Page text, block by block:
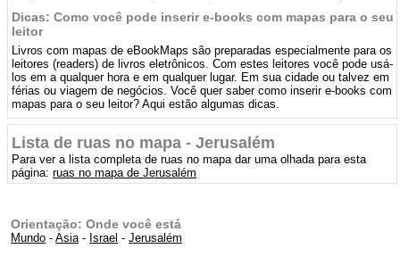
Dicas: Como você pode inserir e-books com mapas para o seu
leitor
Livros com mapas de eBookMaps são preparadas especialmente para os
leitores (readers) de livros eletrônicos. Com estes leitores você pode usá-
los em a qualquer hora e em qualquer lugar. Em sua cidade ou talvez em
férias ou viagem de negócios. Você quer saber como inserir e-books com
mapas para o seu leitor? Aqui estão algumas dicas.
Lista de ruas no mapa - Jerusalém
Para ver a lista completa de ruas no mapa dar uma olhada para esta
página:ruas no mapa de Jerusalém
Orientação: Onde você está
Mundo -Asia- Israel -Jerusalém